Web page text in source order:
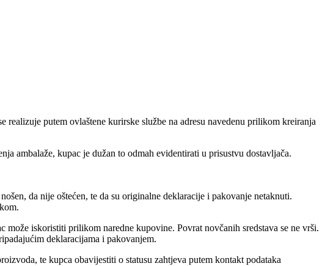
putem ovlaštene kurirske službe na adresu navedenu prilikom kreiranja
ambalaže, kupac je dužan to odmah evidentirati u prisustvu dostavljača.
da nije oštećen, te da su originalne deklaracije i pakovanje netaknuti.
iskoristiti prilikom naredne kupovine. Povrat novčanih sredstava se ne vrši.
deklaracijama i pakovanjem.
te kupca obavijestiti o statusu zahtjeva putem kontakt podataka